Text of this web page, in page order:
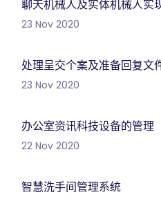
聊天机械人及实体机械人实
23 Nov 2020
处理呈交个案及准备回复文
23 Nov 2020
办公室资讯科技设备的管理
22 Nov 2020
智慧洗手间管理系统